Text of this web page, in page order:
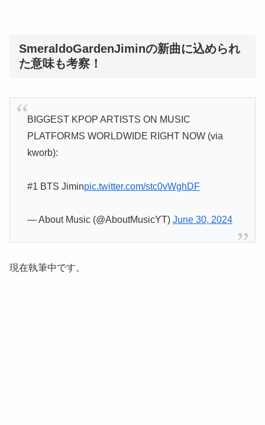
SmeraldoGardenJiminの新曲に込められ
た意味も考察！
BIGGEST KPOP ARTISTS ON MUSIC
PLATFORMS WORLDWIDE RIGHT NOW (via
kworb):
#1 BTS Jiminpic.twitter.com/stc0vWghDF
— About Music (@AboutMusicYT) June 30, 2024
現在執筆中です。